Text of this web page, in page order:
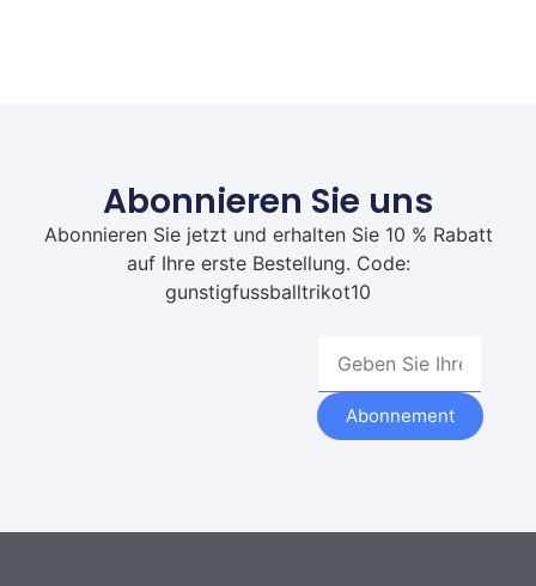
Abonnieren Sie uns
Abonnieren Sie jetzt und erhalten Sie 10 % Rabatt
auf Ihre erste Bestellung. Code:
gunstigfussballtrikot10
Abonnement